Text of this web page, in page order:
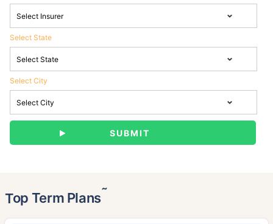
Select State
Select City
Top Term Plans˜